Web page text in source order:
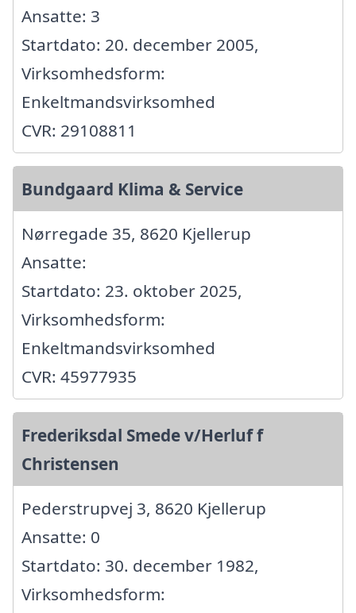
Ansatte: 3
Startdato: 20. december 2005,
Virksomhedsform:
Enkeltmandsvirksomhed
CVR: 29108811
Bundgaard Klima & Service
Nørregade 35, 8620 Kjellerup
Ansatte:
Startdato: 23. oktober 2025,
Virksomhedsform:
Enkeltmandsvirksomhed
CVR: 45977935
Frederiksdal Smede v/Herluf f
Christensen
Pederstrupvej 3, 8620 Kjellerup
Ansatte: 0
Startdato: 30. december 1982,
Virksomhedsform: